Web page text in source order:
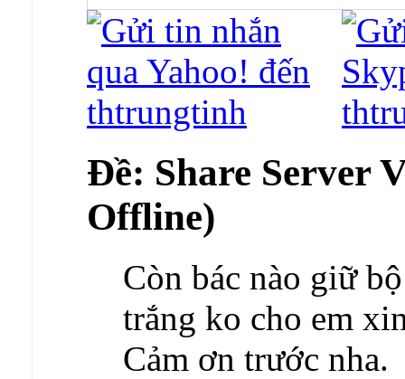
Ðề: Share Server
Offline)
Còn bác nào giữ
trắng ko cho em
Cảm ơn trước nha.